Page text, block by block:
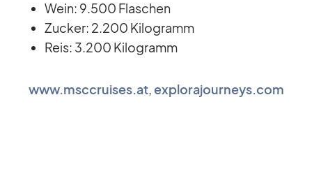
Wein: 9.500 Fla­schen
Zu­cker: 2.200 Ki­lo­gramm
Reis: 3.200 Ki­lo­gramm
www.msccruises.at,explorajourneys.com